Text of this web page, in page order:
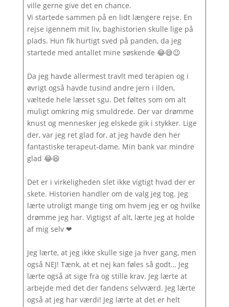
ville gerne give det en chance.
Vi startede sammen på en lidt længere rejse. En
rejse igennem mit liv, baghistorien skulle lige på
plads. Hun fik hurtigt sved på panden, da jeg
startede med antallet mine søskende 😂😅😉
Da jeg havde allermest travlt med terapien og i
øvrigt også havde tusind andre jern i ilden,
væltede hele læsset sgu. Det føltes som om alt
muligt omkring mig smuldrede. Der var drømme
knust og mennesker jeg elskede gik i stykker. Lige
der, var jeg ret glad for, at jeg havde den her
fantastiske terapeut‐dame. Min bank var mindre
glad 😂😆
Det er i virkeligheden slet ikke vigtigt hvad der er
skete. Historien handler om de valg jeg tog. Jeg
lærte utroligt mange ting om hvem jeg er og hvilke
drømme jeg har. Vigtigst af alt, lærte jeg at holde
af mig selv ❤
Jeg lærte, at jeg ikke skulle sige ja hver gang, men
også NEJ! Tænk, at et nej kan føles så godt… Jeg
lærte også at sige fra og stille krav. Jeg lærte at
arbejde med det der fandens selvværd. Jeg lærte
også at jeg har værdi! Jeg lærte at det er helt